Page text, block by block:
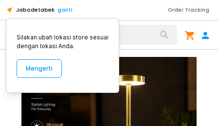
Jabodetabek ganti Order Tracking
Alat Kopi
Silakan ubah lokasi store sesuai
dengan lokasi Anda.
Mengerti